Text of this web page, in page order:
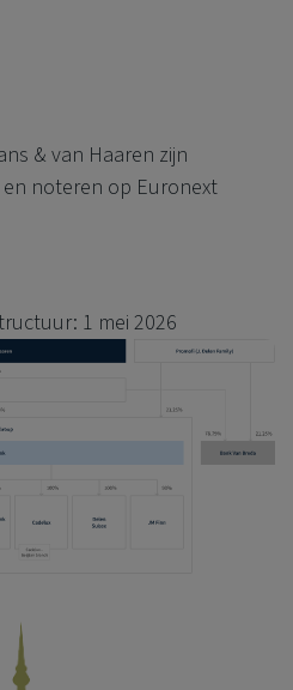
& van Haaren zijn
noteren op Euronext
1 mei 2026